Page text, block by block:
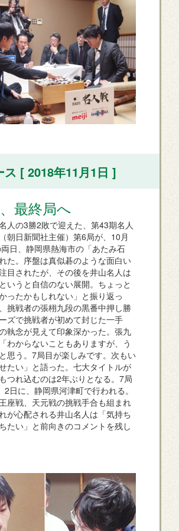
ス [ 2018年11月1日 ]
最終局へ
人の3勝2敗で迎えた、第43期名人
朝日新聞社主催）第6局が、10月
日、静岡県熱海市の「あたみ石
た。序盤は真似碁のような面白い
目されたが、その後を井山名人は
いうと自信のない展開。ちょっと
ったかもしれない」と振り返っ
挑戦者の張栩九段の黒番中押し勝
ズで挑戦者が初めて封じた一手
執念が見えて印象深かった。張九
わからないこともありますが、う
思う。7局目が楽しみです。次もい
たい」と語った。七大タイトルが
つれ込むのは2年ぶりとなる。7局
2日に、静岡県河津町で行われる。
座戦、天元戦の挑戦手合も組まれ
が心配される井山名人は「気持ち
たい」と前向きのコメントを残し